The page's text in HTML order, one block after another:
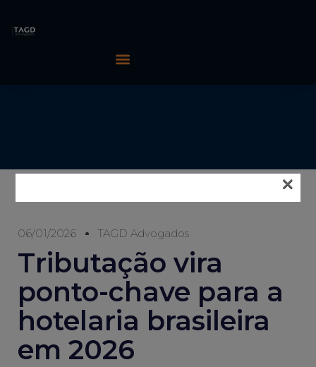
06/01/2026 TAGD Advogados
Tributação vira
ponto-chave para a
hotelaria brasileira
em 2026
×